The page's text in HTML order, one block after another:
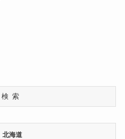
検索
北海道